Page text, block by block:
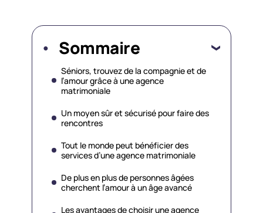
Sommaire
Séniors, trouvez de la compagnie et de
l’amour grâce à une agence
matrimoniale
Un moyen sûr et sécurisé pour faire des
rencontres
Tout le monde peut bénéficier des
services d’une agence matrimoniale
De plus en plus de personnes âgées
cherchent l’amour à un âge avancé
Les avantages de choisir une agence